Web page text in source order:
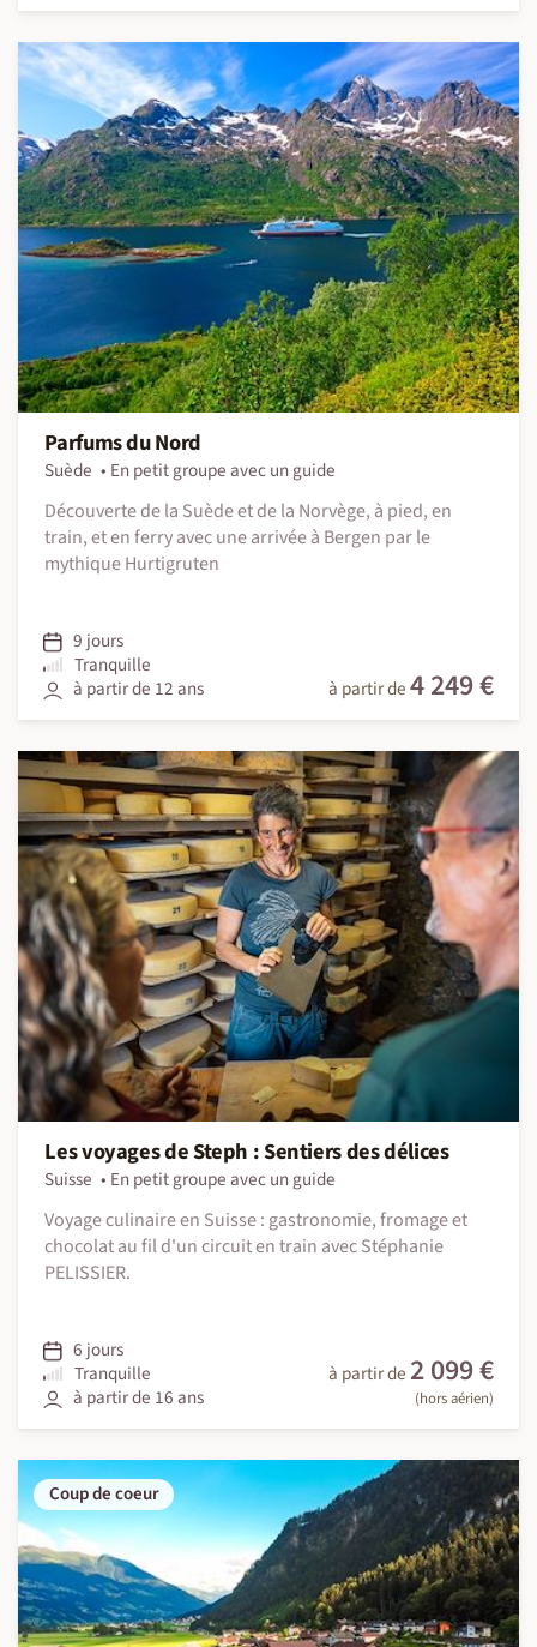
Parfums du Nord
Suède
En petit groupe avec un guide
Découverte de la Suède et de la Norvège, à pied, en
train, et en ferry avec une arrivée à Bergen par le
mythique Hurtigruten
9 jours
Tranquille
à partir de 12 ans
à partir de4 249 €
Les voyages de Steph : Sentiers des délices
Suisse
En petit groupe avec un guide
Voyage culinaire en Suisse : gastronomie, fromage et
chocolat au fil d'un circuit en train avec Stéphanie
PELISSIER.
6 jours
Tranquille
à partir de 16 ans
à partir de 2 099 €
(hors aérien)
Coup de coeur